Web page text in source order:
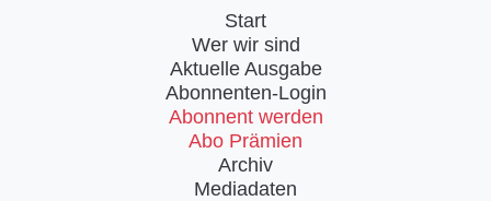
Start
Wer wir sind
Aktuelle Ausgabe
Abonnenten-Login
Abonnent werden
Abo Prämien
Archiv
Mediadaten